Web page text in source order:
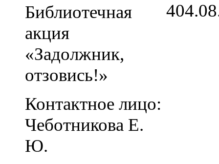
Библиотечная
акция
«Задолжник,
отзовись!»
Контактное лицо:
Чеботникова Е.
Ю.
4